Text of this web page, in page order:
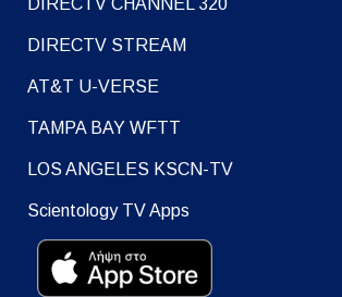
DIRECTV CHANNEL 320
DIRECTV STREAM
AT&T U-VERSE
TAMPA BAY WFTT
LOS ANGELES KSCN-TV
Scientology TV Apps